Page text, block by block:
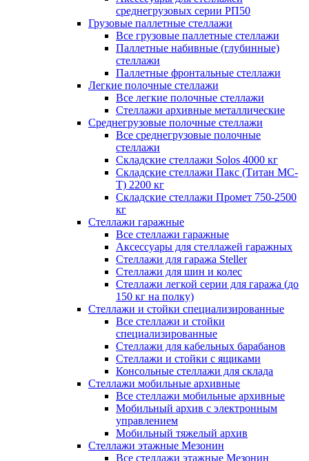
среднегрузовых серии РП50
Грузовые паллетные стеллажи
Все грузовые паллетные стеллажи
Паллетные набивные (глубинные)
стеллажи
Паллетные фронтальные стеллажи
Легкие полочные стеллажи
Все легкие полочные стеллажи
Стеллажи архивные металлические
Среднегрузовые полочные стеллажи
Все среднегрузовые полочные
стеллажи
Складские стеллажи Solos 4000 кг
Складские стеллажи Пакс (Титан МС-
Т) 2200 кг
Складские стеллажи Промет 750-2500
кг
Стеллажи гаражные
Все стеллажи гаражные
Аксессуары для стеллажей гаражных
Стеллажи для гаража Steller
Стеллажи для шин и колес
Стеллажи легкой серии для гаража (до
150 кг на полку)
Стеллажи и стойки специализированные
Все стеллажи и стойки
специализированные
Стеллажи для кабельных барабанов
Стеллажи и стойки с ящиками
Консольные стеллажи для склада
Стеллажи мобильные архивные
Все стеллажи мобильные архивные
Мобильный архив с электронным
управлением
Мобильный тяжелый архив
Стеллажи этажные Мезонин
Все стеллажи этажные Мезонин